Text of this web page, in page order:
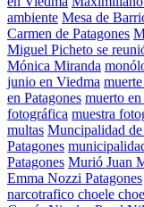
ambiente Mesa de
Carmen de Patagones
Miguel Picheto se
Mónica Miranda
junio en Viedma
en Patagones muerto
fotográfica muestra
multas Muncipalidad
Patagones
Patagones Murió Juan
Emma Nozzi Patagones
narcotrafico choele